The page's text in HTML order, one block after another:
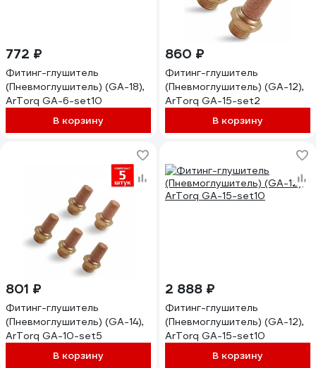
772 ₽
Фитинг-глушитель
(Пневмоглушитель) (GA-18),
ArTorq GA-6-set10
В корзину
860 ₽
Фитинг-глушитель
(Пневмоглушитель) (GA-12),
ArTorq GA-15-set2
В корзину
801 ₽
Фитинг-глушитель
(Пневмоглушитель) (GA-14),
ArTorq GA-10-set5
В корзину
2 888 ₽
Фитинг-глушитель
(Пневмоглушитель) (GA-12),
ArTorq GA-15-set10
В корзину